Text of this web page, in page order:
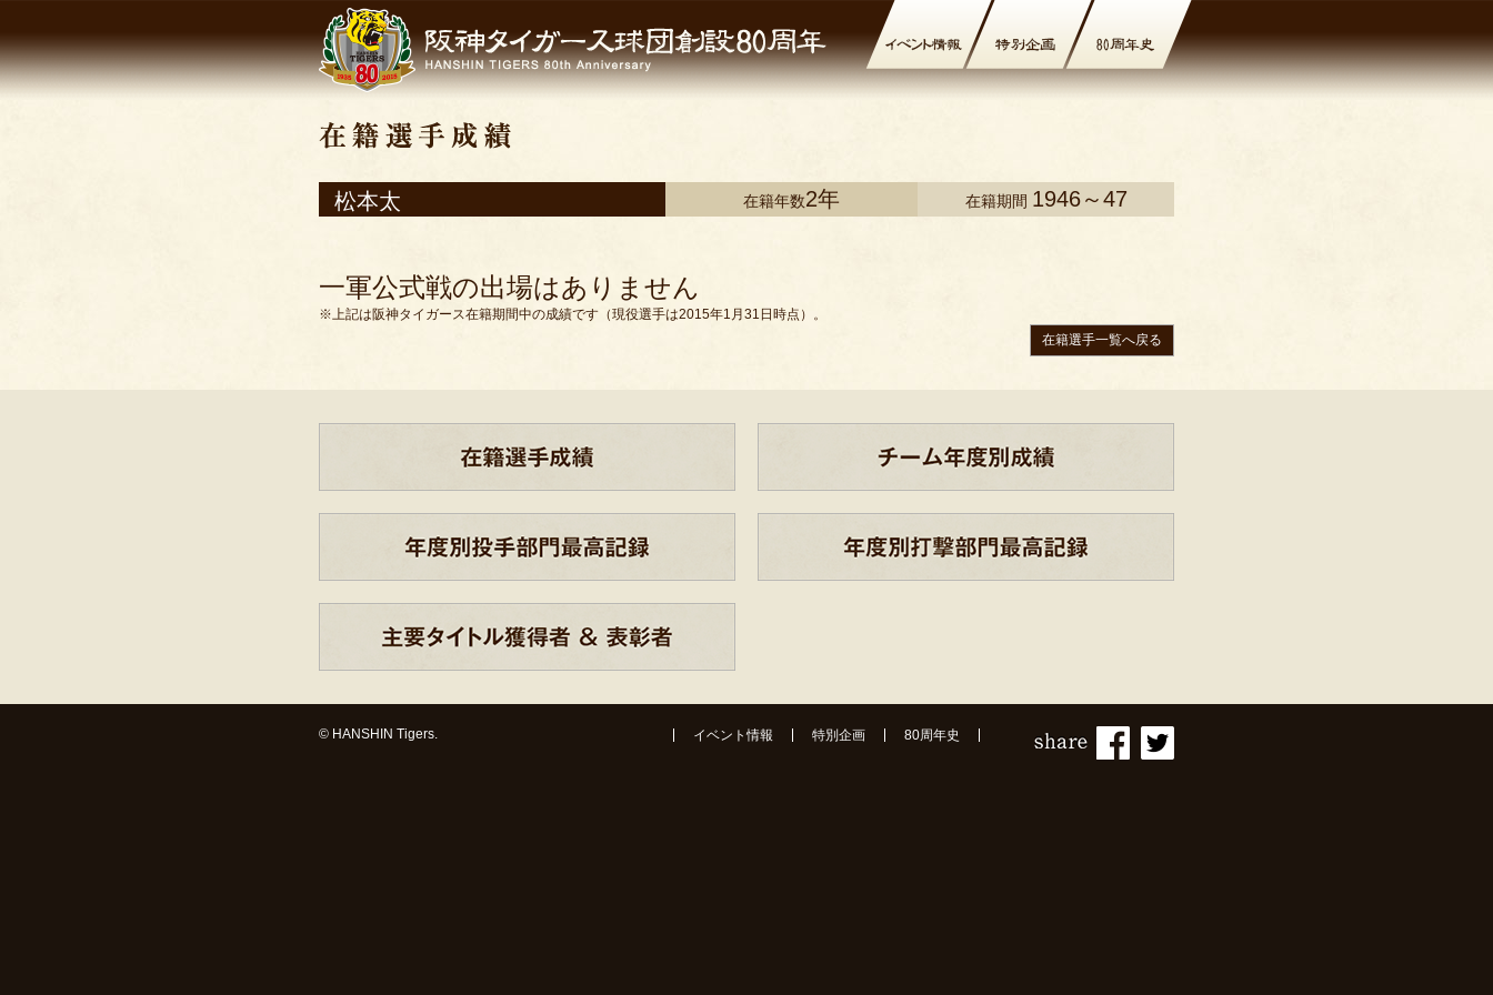
松本太 在籍年数2年 在籍期間 1946～47
一軍公式戦の出場はありません
※上記は阪神タイガース在籍期間中の成績です（現役選手は2015年1月31日時点）。
在籍選手一覧へ戻る
© HANSHIN Tigers. イベント情報 特別企画 80周年史